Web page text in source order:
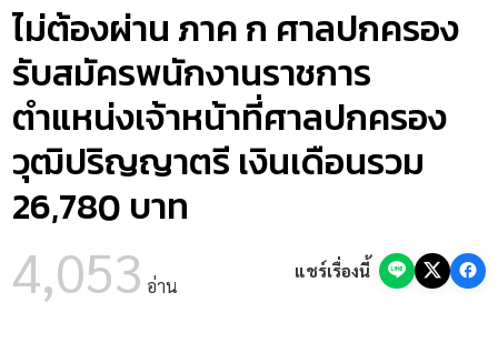
06 ส.ค. 2569 ศูนย์การศึกษาพิเศษ เขต 12 จ.ชลบุรี รับสมัคร
พนักงานราชการ ตำแหน่งครูผู้สอน (รับสมัคร 11-17 ส.ค. 69)
05 ส.ค. 2569 สพม.บุรีรัมย์ รับสมัครพนักงานราชการ ตำแหน่งครู
ผู้สอน 5 อัตรา (รับสมัคร 10-14 ส.ค. 69)
05 ส.ค. 2569
ศูนย์การศึกษาพิเศษประจำจังหวัดมหาสารคาม รับ
สมัครพนักงานราชการ ตำแหน่งครูผู้สอน 2 อัตรา (รับสมัคร 3-7
ส.ค. 69)
05 ส.ค. 2569
ราชการ ตำแหน่งครูผู้สอน 2 อัตรา (รับสมัคร 5-11 ส.ค. 69)
05 ส.ค. 2569 ศูนย์การศึกษาพิเศษ ประจำจังหวัดลำปาง รับสมัคร
ไม่ต้องผ่าน ภาค ก ศาลปกครอง
รับสมัครพนักงานราชการ
ตำแหน่งเจ้าหน้าที่ศาลปกครอง
วุฒิปริญญาตรี เงินเดือนรวม
26,780 บาท
4,053 อ่าน
แชร์เรื่องนี้